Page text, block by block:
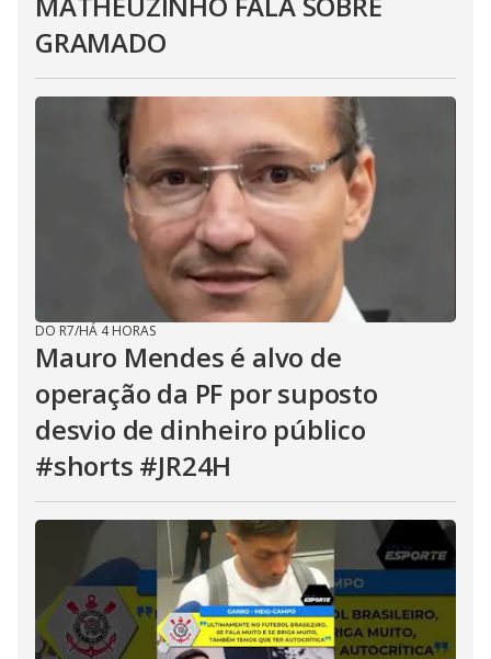
GRAMADO
DO R7/HÁ 4 HORAS
Mauro Mendes é alvo de
operação da PF por suposto
desvio de dinheiro público
#shorts #JR24H